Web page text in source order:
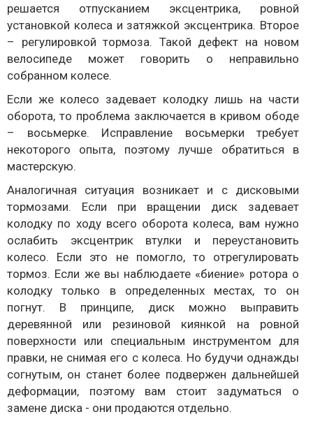
решается отпусканием эксцентрика, ровной
установкой колеса и затяжкой эксцентрика. Второе
– регулировкой тормоза. Такой дефект на новом
велосипеде может говорить о неправильно
собранном колесе.
Если же колесо задевает колодку лишь на части
оборота, то проблема заключается в кривом ободе
– восьмерке. Исправление восьмерки требует
некоторого опыта, поэтому лучше обратиться в
мастерскую.
Аналогичная ситуация возникает и с дисковыми
тормозами. Если при вращении диск задевает
колодку по ходу всего оборота колеса, вам нужно
ослабить эксцентрик втулки и переустановить
колесо. Если это не помогло, то отрегулировать
тормоз. Если же вы наблюдаете «биение» ротора о
колодку только в определенных местах, то он
погнут. В принципе, диск можно выправить
деревянной или резиновой киянкой на ровной
поверхности или специальным инструментом для
правки, не снимая его с колеса. Но будучи однажды
согнутым, он станет более подвержен дальнейшей
деформации, поэтому вам стоит задуматься о
замене диска - они продаются отдельно.